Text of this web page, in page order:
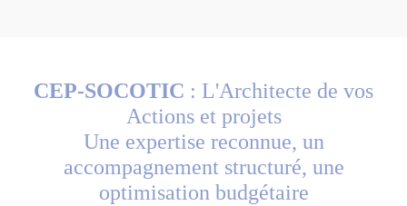
CEP-SOCOTIC : L'Architecte de vos
Actions et projets
Une expertise reconnue, un
accompagnement structuré, une
optimisation budgétaire